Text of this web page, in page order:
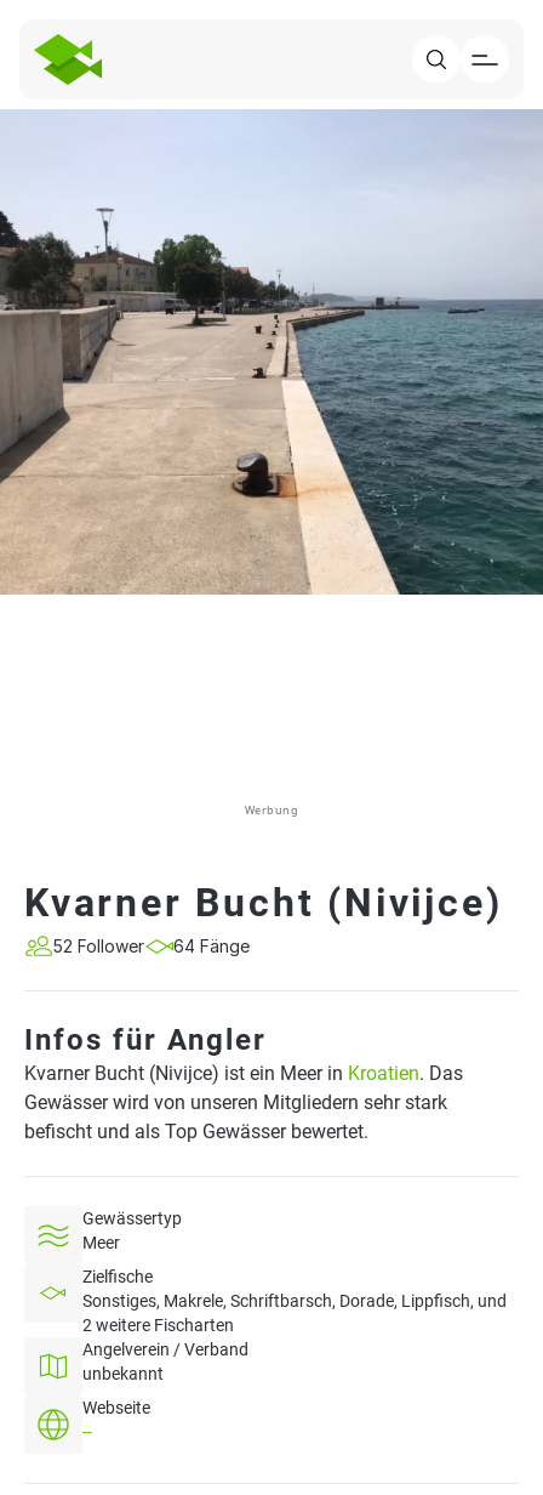
Werbung
Kvarner Bucht (Nivijce)
52 Follower 64 Fänge
Infos für Angler
Kvarner Bucht (Nivijce) ist ein Meer in Kroatien. Das
Gewässer wird von unseren Mitgliedern sehr stark
befischt und als Top Gewässer bewertet.
Gewässertyp
Meer
Zielfische
Sonstiges, Makrele, Schriftbarsch, Dorade, Lippfisch, und
2 weitere Fischarten
Angelverein / Verband
unbekannt
Webseite
--